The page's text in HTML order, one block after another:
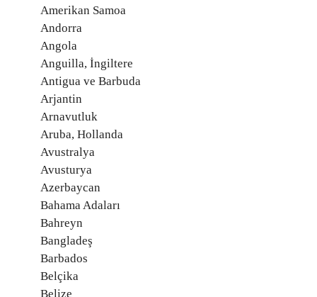
Amerikan Samoa
Andorra
Angola
Anguilla, İngiltere
Antigua ve Barbuda
Arjantin
Arnavutluk
Aruba, Hollanda
Avustralya
Avusturya
Azerbaycan
Bahama Adaları
Bahreyn
Bangladeş
Barbados
Belçika
Belize